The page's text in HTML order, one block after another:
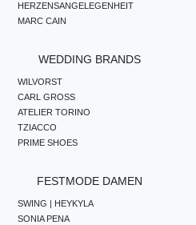
HERZENSANGELEGENHEIT
MARC CAIN
WEDDING BRANDS
WILVORST
CARL GROSS
ATELIER TORINO
TZIACCO
PRIME SHOES
FESTMODE DAMEN
SWING | HEYKYLA
SONIA PENA